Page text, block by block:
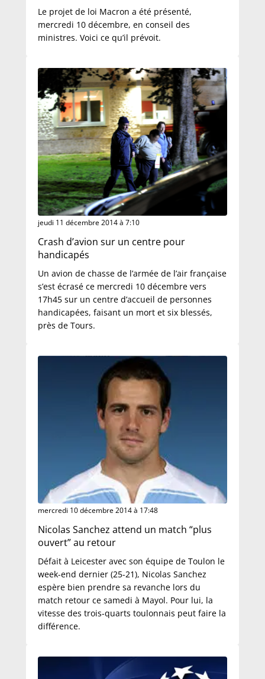
Le projet de loi Macron a été présenté,
mercredi 10 décembre, en conseil des
ministres. Voici ce qu’il prévoit.
jeudi 11 décembre 2014 à 7:10
Crash d’avion sur un centre pour
handicapés
Un avion de chasse de l’armée de l’air française
s’est écrasé ce mercredi 10 décembre vers
17h45 sur un centre d’accueil de personnes
handicapées, faisant un mort et six blessés,
près de Tours.
mercredi 10 décembre 2014 à 17:48
Nicolas Sanchez attend un match “plus
ouvert” au retour
Défait à Leicester avec son équipe de Toulon le
week-end dernier (25-21), Nicolas Sanchez
espère bien prendre sa revanche lors du
match retour ce samedi à Mayol. Pour lui, la
vitesse des trois-quarts toulonnais peut faire la
différence.